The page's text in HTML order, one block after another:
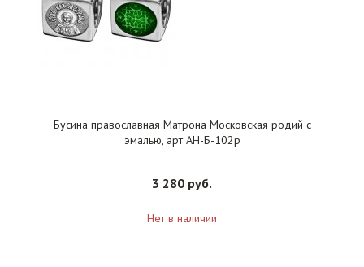
Бусина православная Матрона Московская родий с
эмалью, арт АН-Б-102р
3 280 руб.
Нет в наличии